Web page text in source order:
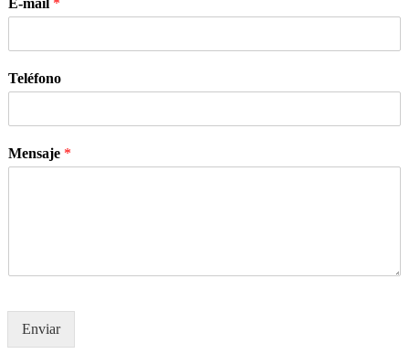
E-mail *
Teléfono
Mensaje *
Enviar